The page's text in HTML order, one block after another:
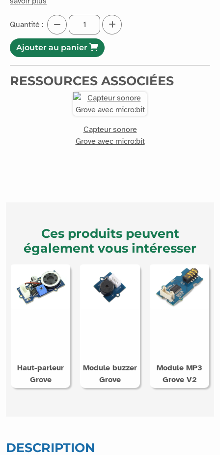
Quantité :
Ajouter au panier
RESSOURCES ASSOCIÉES
Capteur sonore
Grove avec micro:bit
Ces produits peuvent
également vous intéresser
Haut-parleur
Grove
Module buzzer
Grove
Module MP3
Grove V2
DESCRIPTION